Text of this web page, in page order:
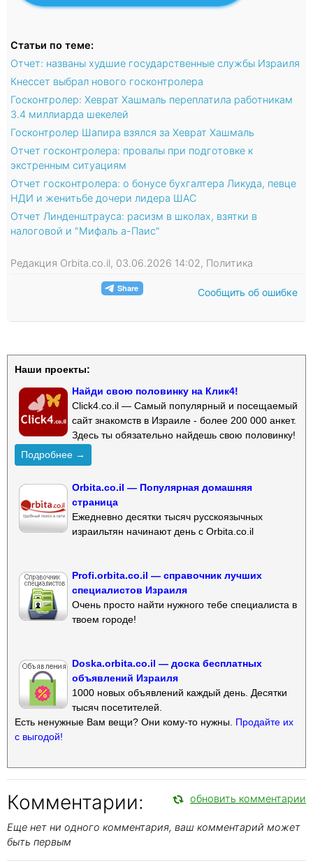
Статьи по теме:
Отчет: названы худшие государственные службы Израиля
Кнессет выбрал нового госконтролера
Госконтролер: Хеврат Хашмаль переплатила работникам
3.4 миллиарда шекелей
Госконтролер Шапира взялся за Хеврат Хашмаль
Отчет госконтролера: провалы при подготовке к
экстренным ситуациям
Отчет госконтролера: о бонусе бухгалтера Ликуда, певце
НДИ и женитьбе дочери лидера ШАС
Отчет Линденштрауса: расизм в школах, взятки в
налоговой и "Мифаль а-Паис"
Редакция Orbita.co.il, 03.06.2026 14:02, Политика
Сообщить об ошибке
Наши проекты:
Найди свою половинку на Клик4!
Click4.co.il — Самый популярный и посещаемый
сайт знакомств в Израиле - более 200 000 анкет.
Здесь ты обязательно найдешь свою половинку!
Подробнее →
Orbita.co.il — Популярная домашняя
страница
Ежедневно десятки тысяч русскоязычных
израильтян начинают день с Orbita.co.il
Profi.orbita.co.il — справочник лучших
специалистов Израиля
Очень просто найти нужного тебе специалиста в
твоем городе!
Doska.orbita.co.il — доска бесплатных
объявлений Израиля
1000 новых объявлений каждый день. Десятки
тысяч посетителей.
Есть ненужные Вам вещи? Они кому-то нужны. Продайте их
с выгодой!
Комментарии: обновить комментарии
Еще нет ни одного комментария, ваш комментарий может
быть первым